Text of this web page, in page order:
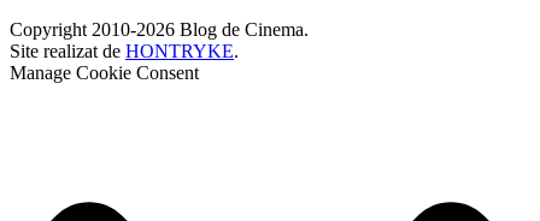
Copyright 2010-2026 Blog de Cinema.
Site realizat de HONTRYKE.
Manage Cookie Consent